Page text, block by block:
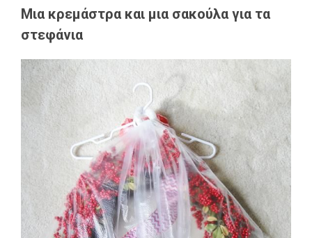
Μια κρεμάστρα και μια σακούλα για τα
στεφάνια